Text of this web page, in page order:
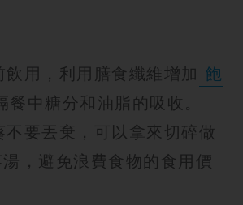
飲用，利用膳食纖維增加 飽
餐中糖分和油脂的吸收。
要丟棄，可以拿來切碎做
，避免浪費食物的食用價